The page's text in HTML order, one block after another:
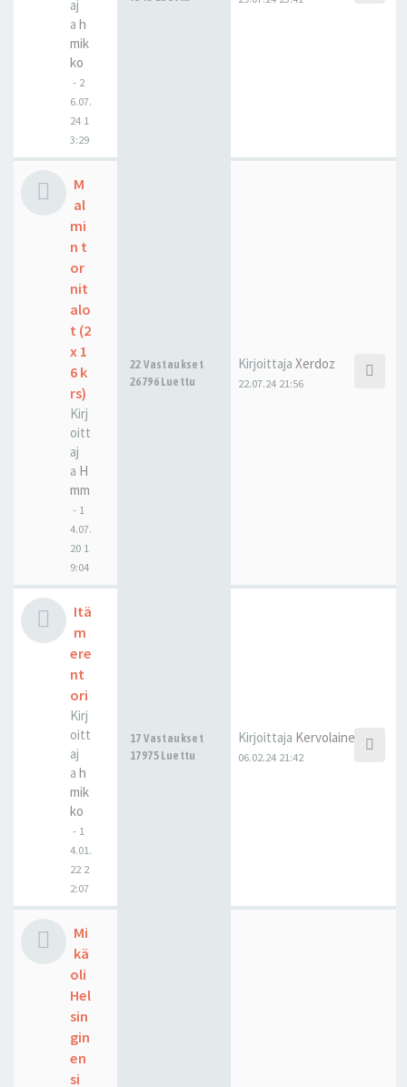
aj
a h
mik
ko
- 2
6.07.
24 1
3:29
M
al
mi
n t
or
nit
alo
t (2
x 1
6 k
rs)
Kirj
oitt
aj
a H
mm
- 1
4.07.
20 1
9:04
22 Vastaukset
26796 Luettu
Kirjoittaja Xerdoz
22.07.24 21:56
Itä
m
ere
nt
ori
Kirj
oitt
aj
a h
mik
ko
- 1
4.01.
22 2
2:07
17 Vastaukset
17975 Luettu
Kirjoittaja Kervolainen
06.02.24 21:42
Mi
kä
oli
Hel
sin
gin
en
si